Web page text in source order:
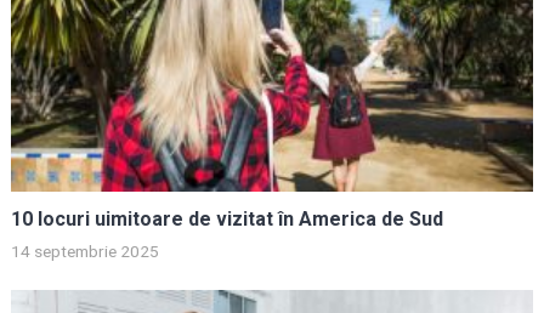
10 locuri uimitoare de vizitat în America de Sud
14 septembrie 2025